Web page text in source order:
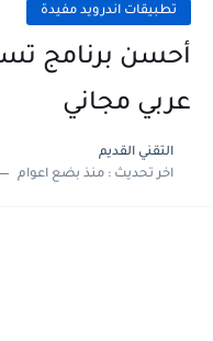
تطبيقات اندرويد مفيدة
أحسن برنامج
عربي مجاني
التقني القديم
اخر تحديث :منذ بضع اعوام